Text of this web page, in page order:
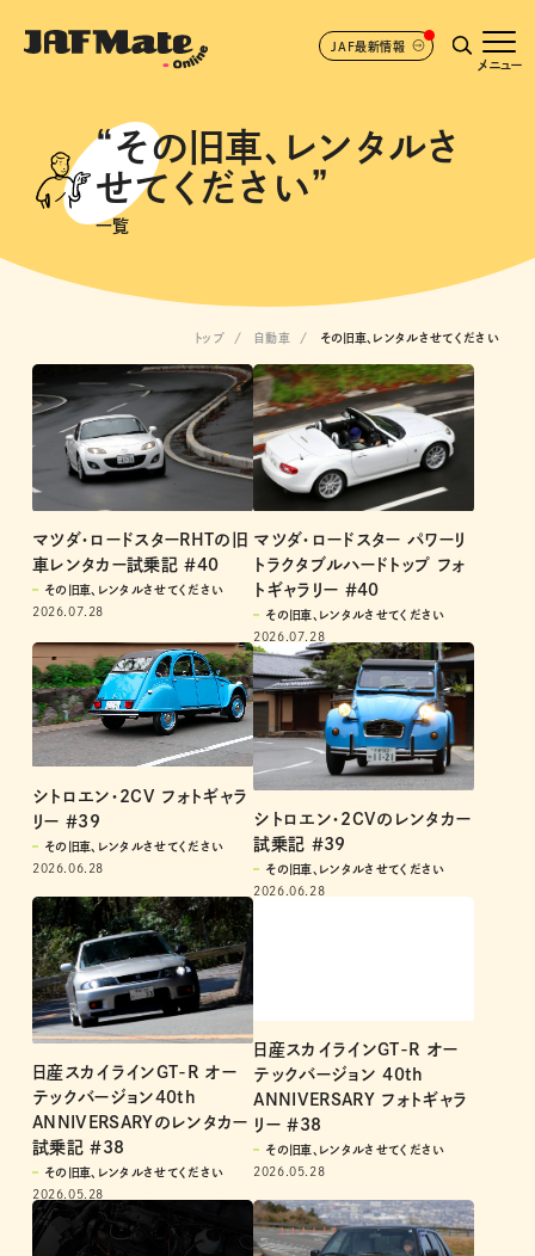
JAF最新情報
メニュー
“その旧車、レンタルさ
せてください”
一覧
トップ 自動車 その旧車、レンタルさせてください
マツダ・ロードスターRHTの旧
車レンタカー試乗記 ＃40
その旧車、レンタルさせてください
2026.07.28
マツダ・ロードスター パワーリ
トラクタブルハードトップ フォ
トギャラリー ＃40
その旧車、レンタルさせてください
2026.07.28
シトロエン・2CV フォトギャラ
リー ＃39
その旧車、レンタルさせてください
2026.06.28
シトロエン・2CVのレンタカー
試乗記 ＃39
その旧車、レンタルさせてください
2026.06.28
日産スカイラインGT-R オー
テックバージョン40th
ANNIVERSARYのレンタカー
試乗記 ＃38
その旧車、レンタルさせてください
2026.05.28
日産スカイラインGT-R オー
テックバージョン 40th
ANNIVERSARY フォトギャラ
リー ＃38
その旧車、レンタルさせてください
2026.05.28